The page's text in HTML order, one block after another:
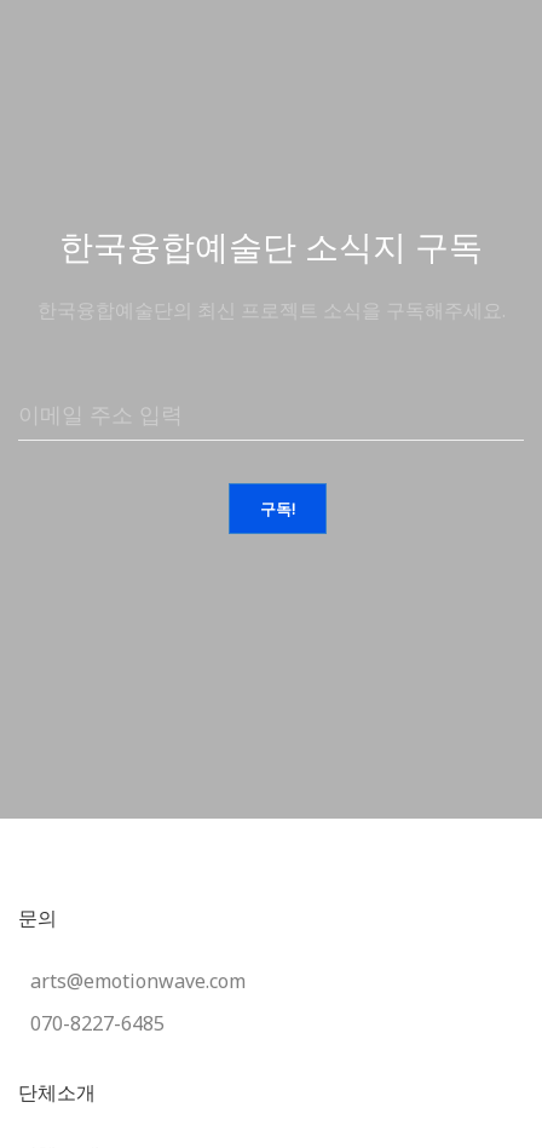
한국융합예술단 소식지 구독
한국융합예술단의 최신 프로젝트 소식을 구독해주세요.
문의
arts@emotionwave.com
070-8227-6485
단체소개